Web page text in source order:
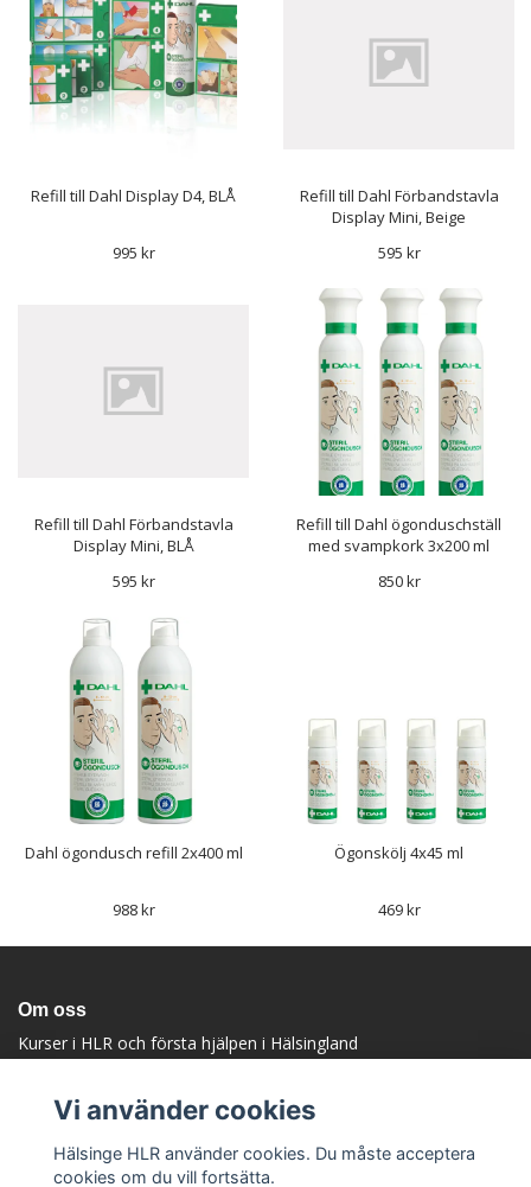
Refill till Dahl Display D4, BLÅ
995 kr
Refill till Dahl Förbandstavla
Display Mini, Beige
595 kr
Refill till Dahl Förbandstavla
Display Mini, BLÅ
595 kr
Refill till Dahl ögonduschställ
med svampkork 3x200 ml
850 kr
Dahl ögondusch refill 2x400 ml
988 kr
Ögonskölj 4x45 ml
469 kr
Om oss
Kurser i HLR och första hjälpen i Hälsingland
Vi använder cookies
Hälsinge HLR använder cookies. Du måste acceptera
cookies om du vill fortsätta.